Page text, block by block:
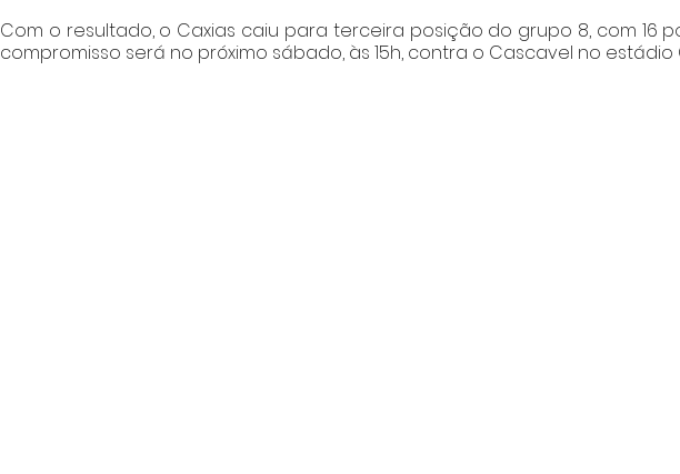
Com o resultado, o Caxias caiu para terceira posição do grupo 8, com 16
compromisso será no próximo sábado, às 15h, contra o Cascavel no estádio